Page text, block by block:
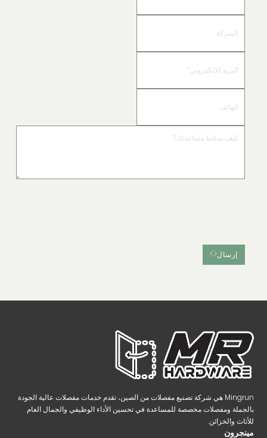
إرسال
Mingrun هي شركة تصنيع مفصلات من الصين، تقدم خدمات مفصلات عالية الجودة
بالجملة ومفصلات مخصصة للمساعدة في تحسين الأداء الوظيفي والجمال العام
للأثاث والخزائن.
مينجرون